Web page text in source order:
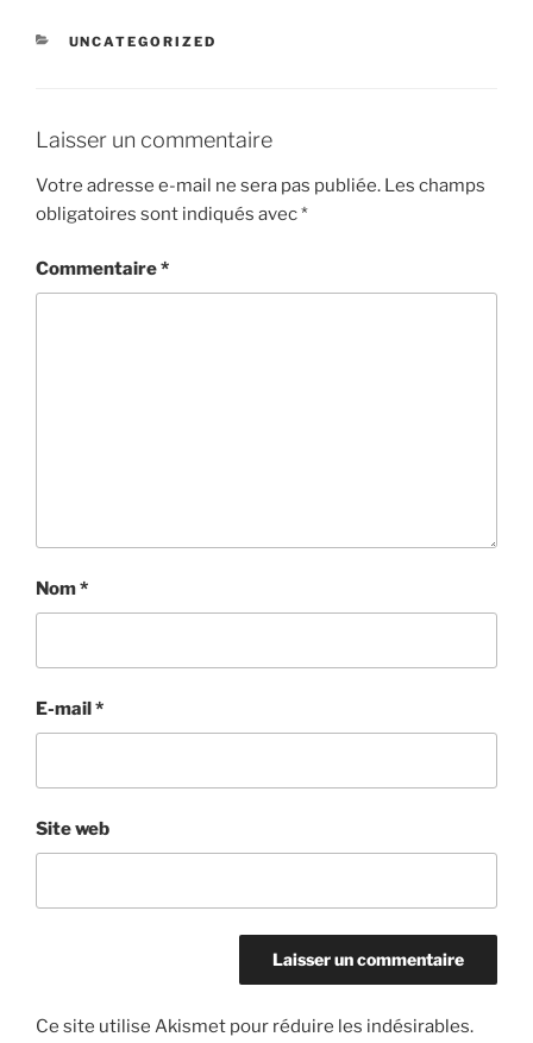
CATÉGORIES
UNCATEGORIZED
Laisser un commentaire
Votre adresse e-mail ne sera pas publiée. Les champs
obligatoires sont indiqués avec*
Commentaire*
Nom*
E-mail*
Site web
Ce site utilise Akismet pour réduire les indésirables.